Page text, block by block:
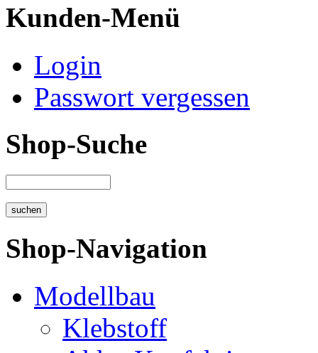
Kunden-Menü
Login
Passwort vergessen
Shop-Suche
Shop-Navigation
Modellbau
Klebstoff